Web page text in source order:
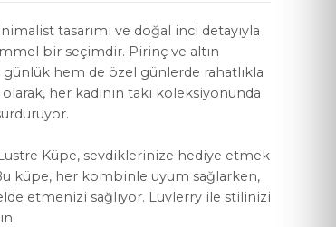
YASAL KOŞULLAR
Mesafeli Satış Sözleşmesi
Gizlilik Politikası
KVKK Aydınlatma Metni
Çerez Politikası
tasarımı ve doğal inci detayıyla
bir seçimdir. Pirinç ve altın
hem de özel günlerde rahatlıkla
her kadının takı koleksiyonunda
Küpe, sevdiklerinize hediye etmek
küpe, her kombinle uyum sağlarken,
etmenizi sağlıyor. Luvlerry ile stilinizi